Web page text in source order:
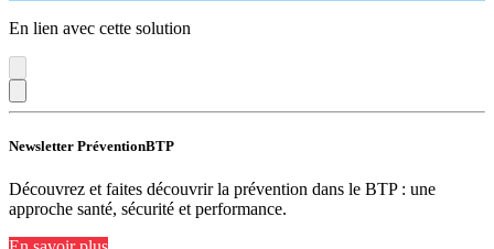
En lien avec cette solution
Newsletter PréventionBTP
Découvrez et faites découvrir la prévention dans le BTP : une
approche santé, sécurité et performance.